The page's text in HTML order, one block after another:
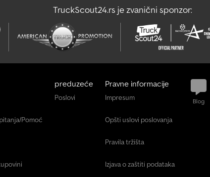
TruckScout24.rs je zvanični sponzor:
Pomoć
preduzeće
Poslovi
Pravne informacije
Impresum
Opšti uslovi poslovanja
Pravila tržišta
Izjava o zaštiti podataka
Blog